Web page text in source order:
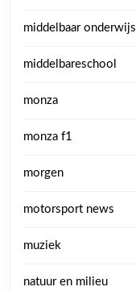
middelbaar onderwijs
middelbareschool
monza
monza f1
morgen
motorsport news
muziek
natuur en milieu